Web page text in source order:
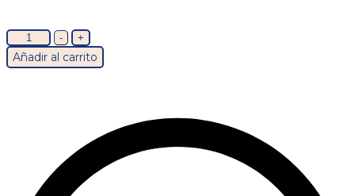
Panty
tanga
hilo
- +
Añadir al carrito